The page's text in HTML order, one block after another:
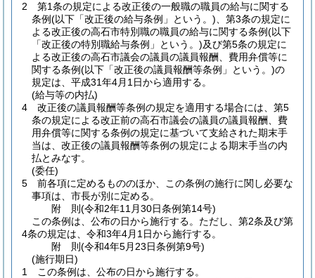
2
第1条の規定による改正後の一般職の職員の給与に関する
条例(以下「改正後の給与条例」という。) 、第3条の規定に
よる改正後の高石市特別職の職員の給与に関する条例(以下
「改正後の特別職給与条例」という。)及び第5条の規定に
よる改正後の高石市議会の議員の議員報酬、費用弁償等に
関する条例(以下「改正後の議員報酬等条例」という。)の
規定は、平成31年4月1日から適用する。
(給与等の内払)
4
改正後の議員報酬等条例の規定を適用する場合には、第5
条の規定による改正前の高石市議会の議員の議員報酬、費
用弁償等に関する条例の規定に基づいて支給された期末手
当は、改正後の議員報酬等条例の規定による期末手当の内
払とみなす。
(委任)
5
前各項に定めるもののほか、この条例の施行に関し必要な
事項は、市長が別に定める。
附 則(令和2年11月30日条例第14号)
この条例は、公布の日から施行する。 ただし、第2条及び第
4条の規定は、令和3年4月1日から施行する。
附 則(令和4年5月23日条例第9号)
(施行期日)
1
この条例は、公布の日から施行する。